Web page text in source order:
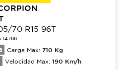
70 R15 96T
14766
Carga Max: 710 Kg
Velocidad Max: 190 Km/h